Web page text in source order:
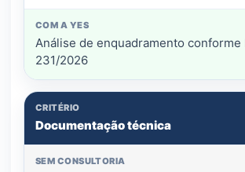
Análise de enquadramento conforme
231/2026
Documentação técnica